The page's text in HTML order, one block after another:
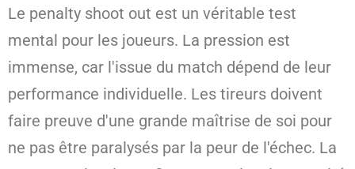
Le penalty shoot out est un véritable test
mental pour les joueurs. La pression est
immense, car l'issue du match dépend de leur
performance individuelle. Les tireurs doivent
faire preuve d'une grande maîtrise de soi pour
ne pas être paralysés par la peur de l'échec. La